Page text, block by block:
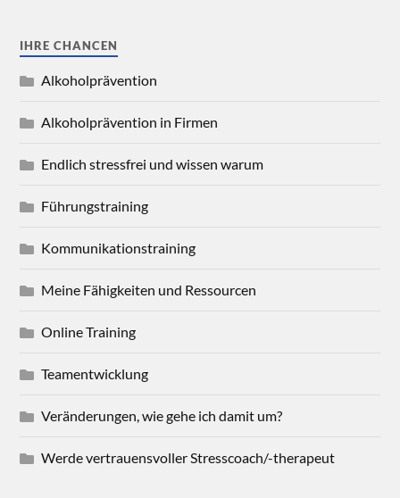
IHRE CHANCEN
Alkoholprävention
Alkoholprävention in Firmen
Endlich stressfrei und wissen warum
Führungstraining
Kommunikationstraining
Meine Fähigkeiten und Ressourcen
Online Training
Teamentwicklung
Veränderungen, wie gehe ich damit um?
Werde vertrauensvoller Stresscoach/-therapeut